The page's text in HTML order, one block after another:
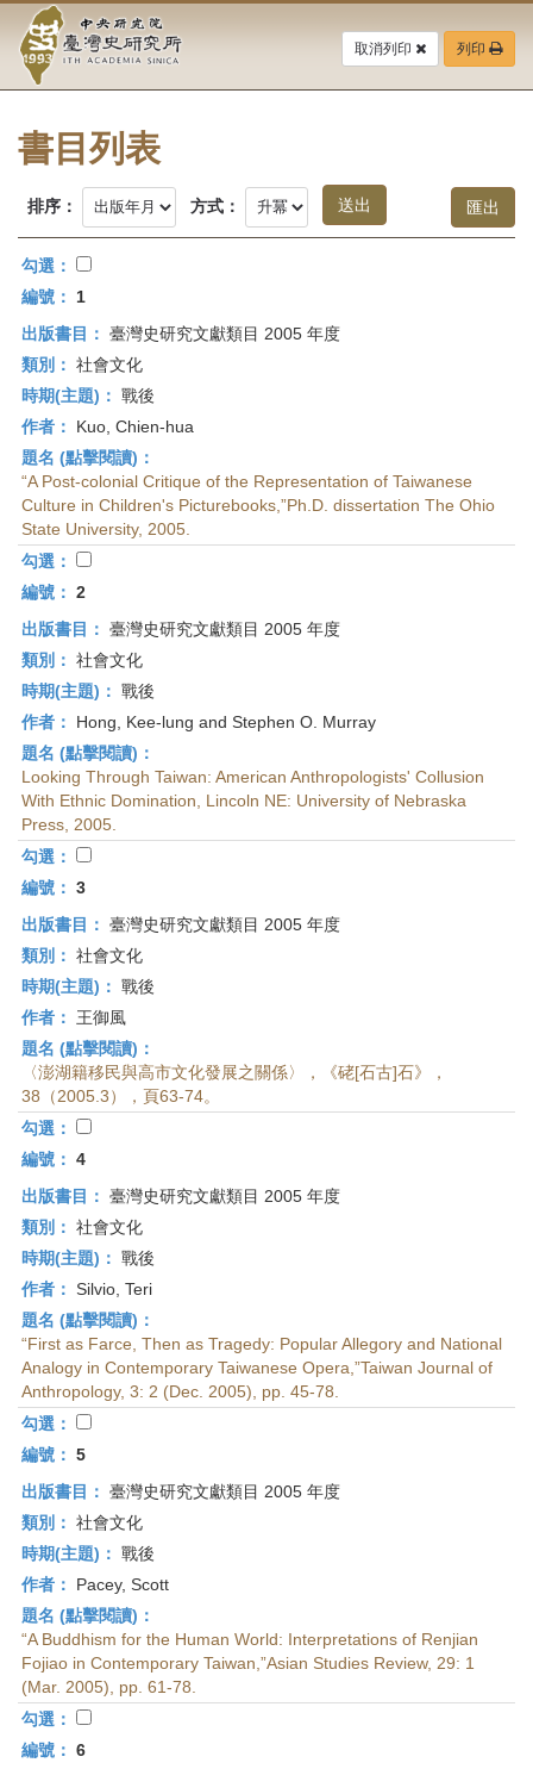
要
中
央
研
究
院-
臺
灣
史
研
究
所-
首
頁
取消列印 列印
書目列表
排序： 方式：
勾選：
編號：
1
出版書目： 臺灣史研究文獻類目 2005 年度
類別： 社會文化
時期(主題)： 戰後
作者：
Kuo, Chien-hua
題名 (點擊閱讀)：
“A Post-colonial Critique of the Representation of Taiwanese
Culture in Children's Picturebooks,”Ph.D. dissertation The Ohio
State University, 2005.
勾選：
編號： 2
出版書目： 臺灣史研究文獻類目 2005 年度
類別： 社會文化
時期(主題)： 戰後
作者：
Hong, Kee-lung and Stephen O. Murray
題名 (點擊閱讀)：
Looking Through Taiwan: American Anthropologists' Collusion
With Ethnic Domination, Lincoln NE: University of Nebraska
Press, 2005.
勾選：
編號： 3
出版書目： 臺灣史研究文獻類目 2005 年度
類別： 社會文化
時期(主題)： 戰後
作者：
王御風
題名 (點擊閱讀)：
〈澎湖籍移民與高市文化發展之關係〉，《硓[石古]石》，
38（2005.3），頁63-74。
勾選：
編號： 4
出版書目： 臺灣史研究文獻類目 2005 年度
類別： 社會文化
時期(主題)： 戰後
作者： Silvio, Teri
題名 (點擊閱讀)：
“First as Farce, Then as Tragedy: Popular Allegory and National
Analogy in Contemporary Taiwanese Opera,”Taiwan Journal of
Anthropology, 3: 2 (Dec. 2005), pp. 45-78.
勾選：
編號： 5
出版書目： 臺灣史研究文獻類目 2005 年度
類別： 社會文化
時期(主題)： 戰後
作者：
Pacey, Scott
題名 (點擊閱讀)：
“A Buddhism for the Human World: Interpretations of Renjian
Fojiao in Contemporary Taiwan,”Asian Studies Review, 29: 1
(Mar. 2005), pp. 61-78.
勾選：
編號： 6